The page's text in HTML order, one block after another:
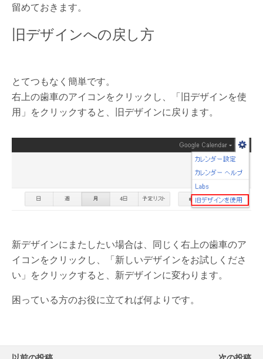
留めておきます。
旧デザインへの戻し方
とてつもなく簡単です。
右上の歯車のアイコンをクリックし、「旧デザインを使
用」をクリックすると、旧デザインに戻ります。
新デザインにまたしたい場合は、同じく右上の歯車のア
イコンをクリックし、「新しいデザインをお試しくださ
い」をクリックすると、新デザインに変わります。
困っている方のお役に立てれば何よりです。